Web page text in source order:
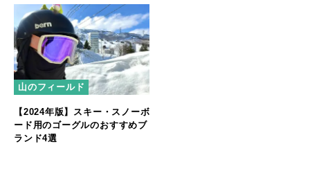
山のフィールド
【2024年版】スキー・スノーボ
ード用のゴーグルのおすすめブ
ランド4選